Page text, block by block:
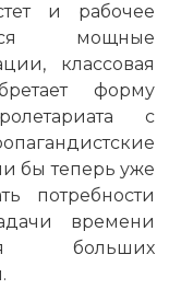
и рабочее
мощные
классовая
форму
с
бы теперь уже
потребности
времени
больших